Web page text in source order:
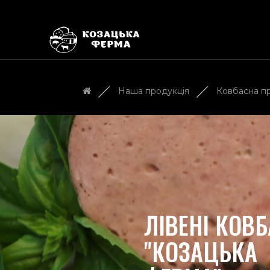
Наша продукція Ковбасна
ЛІВЕНІ
"КОЗАЦЬКА